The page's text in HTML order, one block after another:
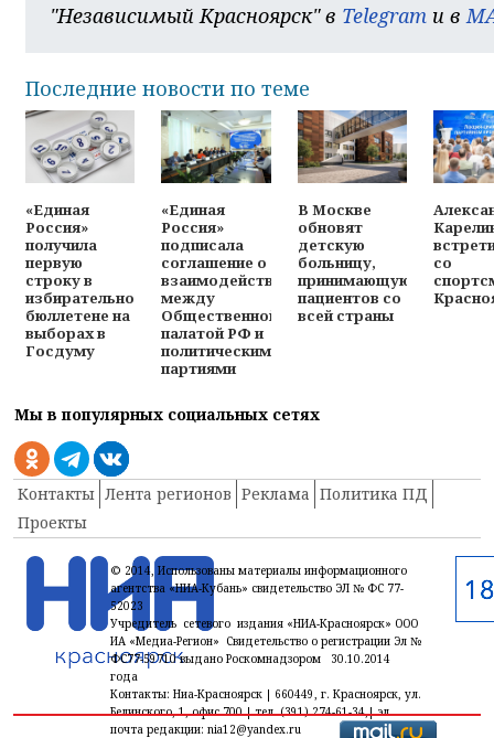
"Независимый Красноярск" в Telegram и в
Последние новости по теме
«Единая
Россия»
получила
первую
строку в
избирательном
бюллетене на
выборах в
Госдуму
«Единая
Россия»
подписала
соглашение о
взаимодействии
между
Общественной
палатой РФ и
политическими
партиями
В Москве
обновят
детскую
больницу,
принимающую
пациентов со
всей страны
со
Мы в популярных социальных сетях
Контакты Лента регионов Реклама Политика ПД
Проекты
© 2014, Использованы материалы информационного
агентства «НИА-Кубань» свидетельство ЭЛ № ФС 77-
52023
Учредитель сетевого издания «НИА-Красноярск» ООО
ИА «Медиа-Регион» Свидетельство о регистрации Эл №
ФС77-59710 выдано Роскомнадзором 30.10.2014
года
Контакты: Ниа-Красноярск | 660449, г. Красноярск, ул.
Белинского, 1, офис 700 | тел. (391) 274-61-34,| эл.
почта редакции: nia12@yandex.ru